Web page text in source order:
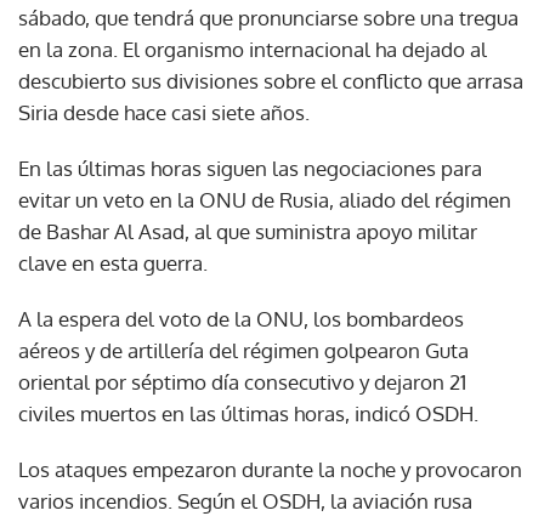
sábado, que tendrá que pronunciarse sobre una tregua
en la zona. El organismo internacional ha dejado al
descubierto sus divisiones sobre el conflicto que arrasa
Siria desde hace casi siete años.
En las últimas horas siguen las negociaciones para
evitar un veto en la ONU de Rusia, aliado del régimen
de Bashar Al Asad, al que suministra apoyo militar
clave en esta guerra.
A la espera del voto de la ONU, los bombardeos
aéreos y de artillería del régimen golpearon Guta
oriental por séptimo día consecutivo y dejaron 21
civiles muertos en las últimas horas, indicó OSDH.
Los ataques empezaron durante la noche y provocaron
varios incendios. Según el OSDH, la aviación rusa